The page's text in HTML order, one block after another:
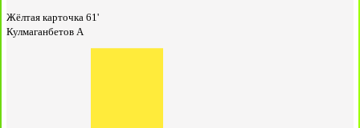
Жёлтая карточка 61'
Кулмаганбетов А